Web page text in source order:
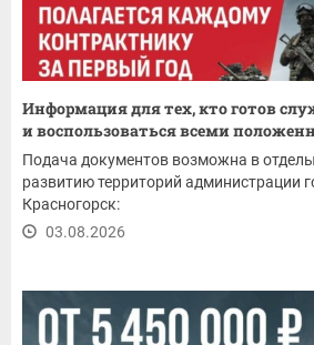
Информация для тех, кто готов
и воспользоваться всеми
Подача документов возможна в
развитию территорий администрации
Красногорск:
03.08.2026